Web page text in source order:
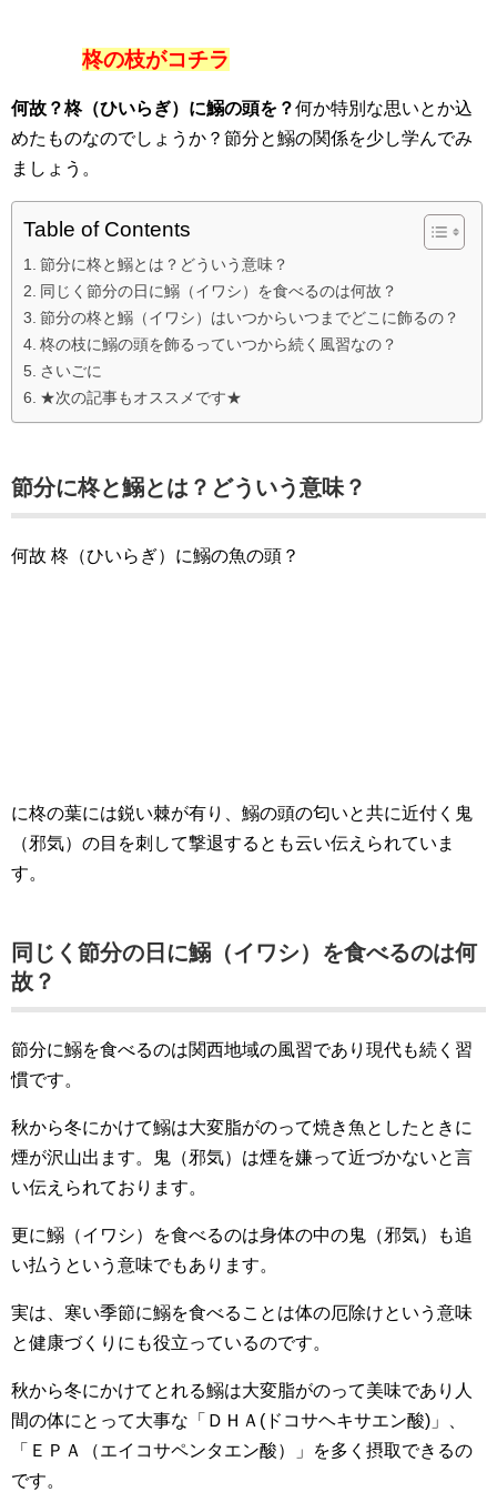
柊の枝がコチラ
何故？柊（ひいらぎ）に鰯の頭を？何か特別な思いとか込
めたものなのでしょうか？節分と鰯の関係を少し学んでみ
ましょう。
Table of Contents
節分に柊と鰯とは？どういう意味？
同じく節分の日に鰯（イワシ）を食べるのは何故？
節分の柊と鰯（イワシ）はいつからいつまでどこに飾るの？
柊の枝に鰯の頭を飾るっていつから続く風習なの？
さいごに
★次の記事もオススメです★
節分に柊と鰯とは？どういう意味？
何故 柊（ひいらぎ）に鰯の魚の頭？
に柊の葉には鋭い棘が有り、鰯の頭の匂いと共に近付く鬼
（邪気）の目を刺して撃退するとも云い伝えられていま
す。
同じく節分の日に鰯（イワシ）を食べるのは何
故？
節分に鰯を食べるのは関西地域の風習であり現代も続く習
慣です。
秋から冬にかけて鰯は大変脂がのって焼き魚としたときに
煙が沢山出ます。鬼（邪気）は煙を嫌って近づかないと言
い伝えられております。
更に鰯（イワシ）を食べるのは身体の中の鬼（邪気）も追
い払うという意味でもあります。
実は、寒い季節に鰯を食べることは体の厄除けという意味
と健康づくりにも役立っているのです。
秋から冬にかけてとれる鰯は大変脂がのって美味であり人
間の体にとって大事な「ＤＨＡ(ドコサヘキサエン酸)」、
「ＥＰＡ（エイコサペンタエン酸）」を多く摂取できるの
です。